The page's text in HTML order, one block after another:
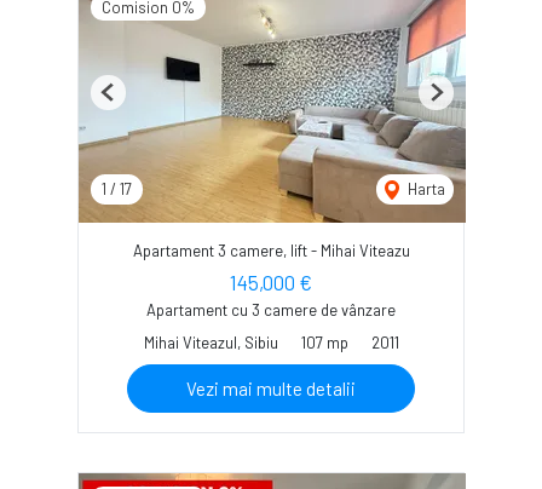
Comision 0%
1 / 17 Harta
Previous Next
Apartament 3 camere, lift - Mihai Viteazu
145,000 €
Apartament cu 3 camere de vânzare
Mihai Viteazul, Sibiu
107 mp 2011
Vezi mai multe detalii